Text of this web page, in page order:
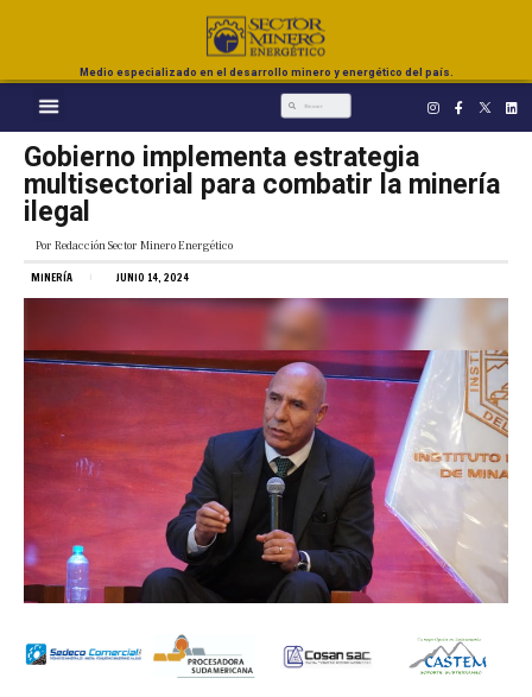
Medio especializado en el desarrollo minero y energético del país.
Gobierno implementa estrategia
multisectorial para combatir la minería
ilegal
Por Redacción Sector Minero Energético
MINERÍA JUNIO 14, 2024